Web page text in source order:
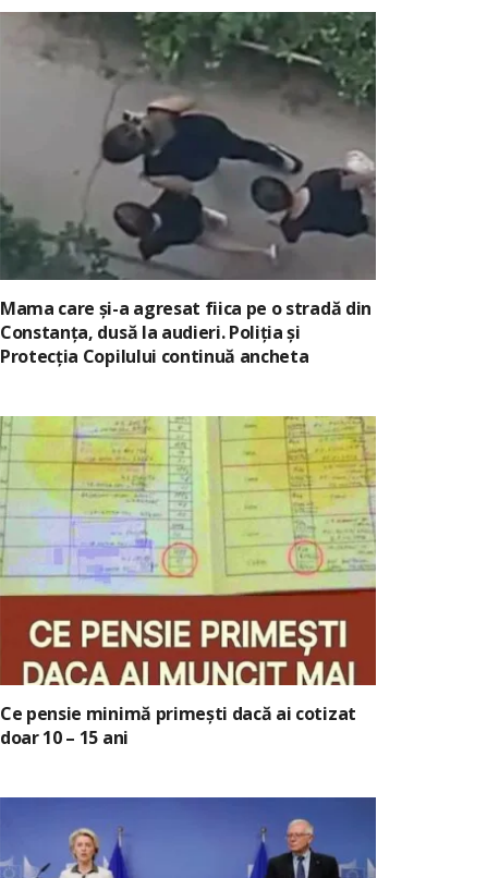
Mama care și-a agresat fiica pe o stradă din
Constanța, dusă la audieri. Poliția și
Protecția Copilului continuă ancheta
Ce pensie minimă primești dacă ai cotizat
doar 10 – 15 ani